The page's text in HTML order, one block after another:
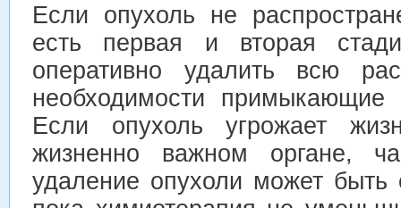
Если опухоль не
есть первая и вторая
оперативно удалить всю
необходимости примыкающие
Если опухоль угрожает
жизненно важном органе,
удаление опухоли может быть